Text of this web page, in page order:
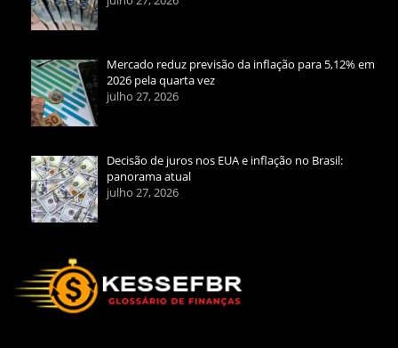
Mercado reduz previsão da inflação para 5,12% em
2026 pela quarta vez
julho 27, 2026
Decisão de juros nos EUA e inflação no Brasil:
panorama atual
julho 27, 2026